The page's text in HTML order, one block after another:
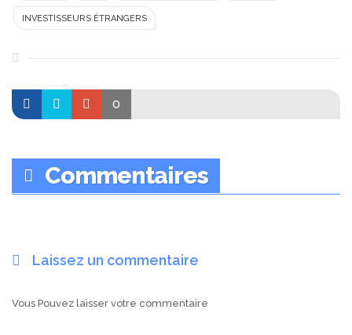
INVESTISSEURS ÉTRANGERS
0
Commentaires
Laissez un commentaire
Vous Pouvez laisser votre commentaire